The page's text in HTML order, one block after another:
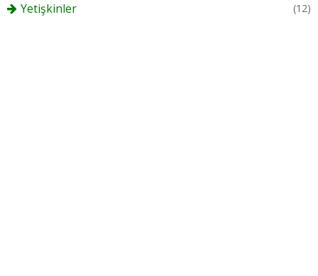
Yetişkinler (12)